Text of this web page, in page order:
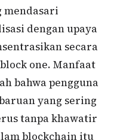
mendasari
dengan upaya
secara
one. Manfaat
bahwa pengguna
yang sering
tanpa khawatir
blockchain itu